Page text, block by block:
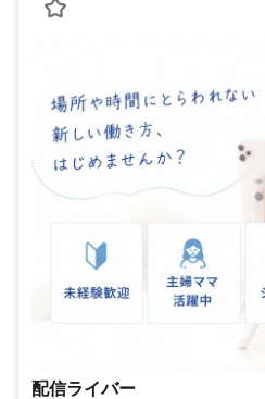
配信ライバー